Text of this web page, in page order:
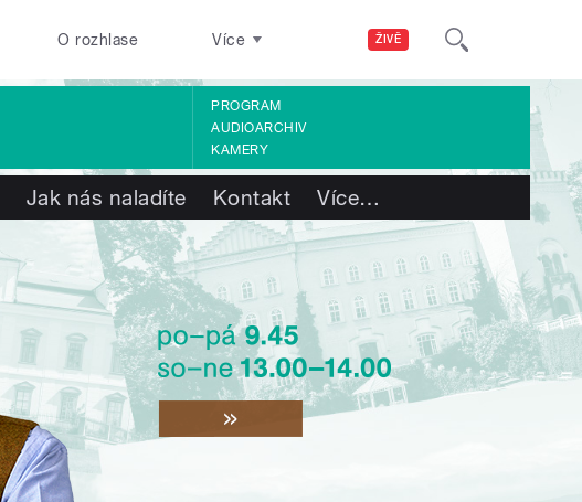
ŽIVĚ
O rozhlase Více
PROGRAM
AUDIOARCHIV
KAMERY
Jak nás naladíte Kontakt Více…